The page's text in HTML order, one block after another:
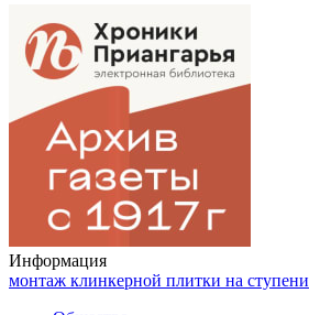
Информация
монтаж клинкерной плитки на ступени